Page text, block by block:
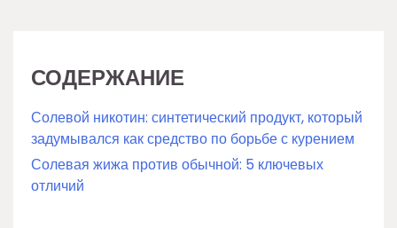
СОДЕРЖАНИЕ
Солевой никотин: синтетический продукт, который
задумывался как средство по борьбе с курением
Солевая жижа против обычной: 5 ключевых
отличий